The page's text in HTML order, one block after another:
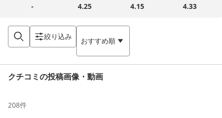
- 4.25 4.15 4.33
絞り込み おすすめ順
クチコミの投稿画像・動画
208件